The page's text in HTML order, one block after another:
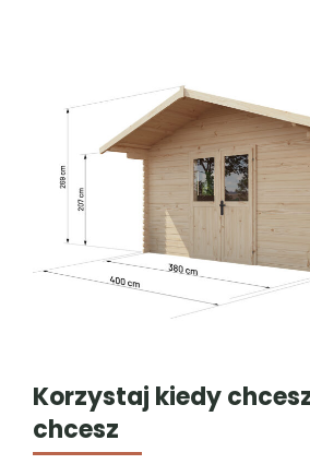
Korzystaj kiedy
chcesz